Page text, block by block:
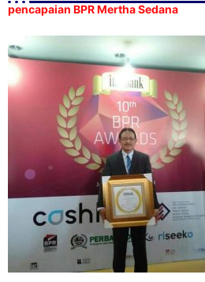
pencapaian BPR Mertha Sedana